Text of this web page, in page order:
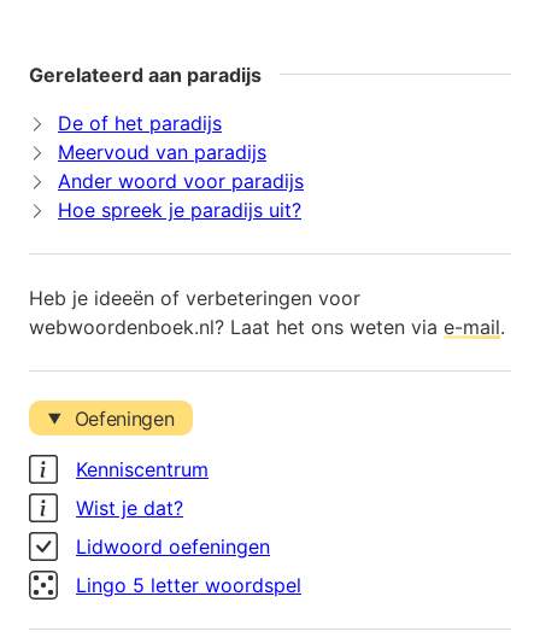
Gerelateerd aan paradijs
De of het paradijs
Meervoud van paradijs
Ander woord voor paradijs
Hoe spreek je paradijs uit?
Heb je ideeën of verbeteringen voor
webwoordenboek.nl? Laat het ons weten via e-mail.
Oefeningen
Kenniscentrum
Wist je dat?
Lidwoord oefeningen
Lingo 5 letter woordspel